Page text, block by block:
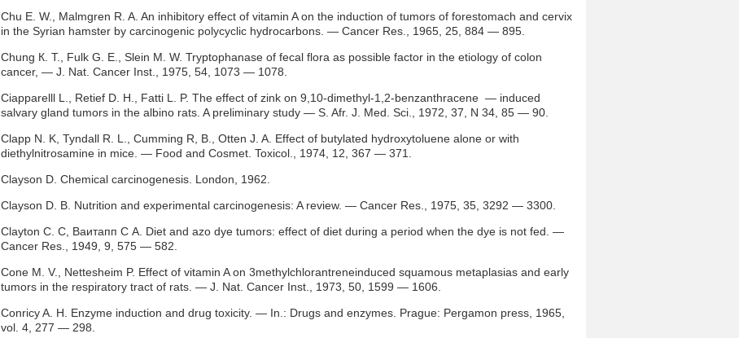
Chu E. W., Malmgren R. A. An inhibitory effect of vitamin A on the induction of tumors of forestomach and cervix
in the Syrian hamster by carcinogenic polycyclic hydrocarbons. — Cancer Res., 1965, 25, 884 — 895.
Chung К. Т., Fulk G. E., Slein M. W. Tryptophanase of fecal flora as possible factor in the etiology of colon
cancer, — J. Nat. Cancer Inst., 1975, 54, 1073 — 1078.
Ciapparelll L., Retief D. H., Fatti L. P. The effect of zink on 9,10-dimethyl-1,2-benzanthracene — induced
salvary gland tumors in the albino rats. A preliminary study — S. Afr. J. Med. Sci., 1972, 37, N 34, 85 — 90.
Clapp N. K, Tyndall R. L., Cumming R, В., Otten J. A. Effect of butylated hydroxytoluene alone or with
diethylnitrosamine in mice. — Food and Cosmet. Toxicol., 1974, 12, 367 — 371.
Clayson D. Chemical carcinogenesis. London, 1962.
Clayson D. B. Nutrition and experimental carcinogenesis: A review. — Cancer Res., 1975, 35, 3292 — 3300.
Clayton С. С, Ваитапп С A. Diet and azo dye tumors: effect of diet during a period when the dye is not fed. —
Cancer Res., 1949, 9, 575 — 582.
Cone M. V., Nettesheim P. Effect of vitamin A on 3methylchlorantreneinduced squamous metaplasias and early
tumors in the respiratory tract of rats. — J. Nat. Cancer Inst., 1973, 50, 1599 — 1606.
Conricy A. H. Enzyme induction and drug toxicity. — In.: Drugs and enzymes. Prague: Pergamon press, 1965,
vol. 4, 277 — 298.